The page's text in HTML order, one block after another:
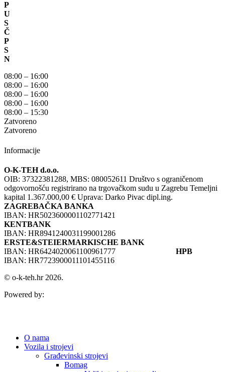
P
U
S
Č
P
S
N
08:00 – 16:00
08:00 – 16:00
08:00 – 16:00
08:00 – 16:00
08:00 – 15:30
Zatvoreno
Zatvoreno
Informacije
O-K-TEH d.o.o.
OIB: 37322381288, MBS: 080052611 Društvo s ograničenom
odgovornošću registrirano na trgovačkom sudu u Zagrebu Temeljni
kapital 1.367.000,00 € Uprava: Darko Pivac dipl.ing.
ZAGREBAČKA BANKA
IBAN: HR5023600001102771421
KENTBANK
IBAN: HR8941240031199001286
ERSTE&STEIERMARKISCHE BANK
IBAN: HR6424020061100961777 HPB
IBAN: HR7723900011101455116
© o-k-teh.hr 2026.
Powered by:
O nama
Vozila i strojevi
Građevinski strojevi
Bomag